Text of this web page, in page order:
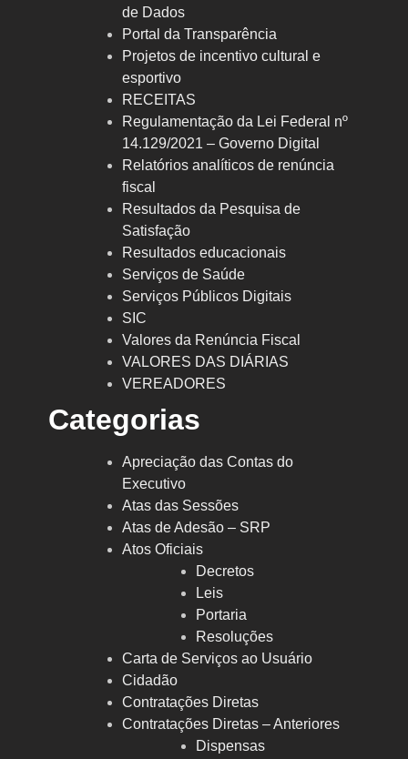
de Dados
Portal da Transparência
Projetos de incentivo cultural e
esportivo
RECEITAS
Regulamentação da Lei Federal nº
14.129/2021 – Governo Digital
Relatórios analíticos de renúncia
fiscal
Resultados da Pesquisa de
Satisfação
Resultados educacionais
Serviços de Saúde
Serviços Públicos Digitais
SIC
Valores da Renúncia Fiscal
VALORES DAS DIÁRIAS
VEREADORES
Categorias
Apreciação das Contas do
Executivo
Atas das Sessões
Atas de Adesão – SRP
Atos Oficiais
Decretos
Leis
Portaria
Resoluções
Carta de Serviços ao Usuário
Cidadão
Contratações Diretas
Contratações Diretas – Anteriores
Dispensas